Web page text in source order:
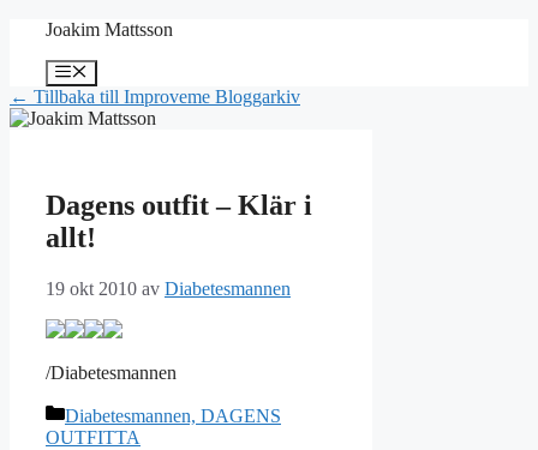
Hoppa
innehåll
Joakim Mattsson
Meny
← Tillbaka till Improveme Bloggarkiv
Dagens outfit – Klär i
allt!
19 okt 2010 av Diabetesmannen
/Diabetesmannen
Kategorier
Diabetesmannen, DAGENS
OUTFITTA